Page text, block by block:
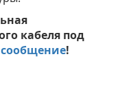
кабеля под
сообщение!